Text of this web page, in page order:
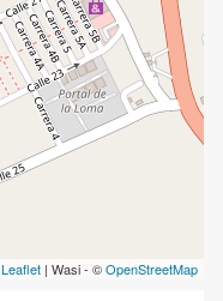
Leaflet | Wasi - ©OpenStreetMap